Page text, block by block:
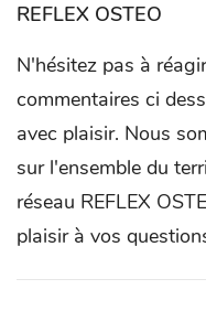
REFLEX OSTEO
N'hésitez pas à
commentaires ci
avec plaisir. Nous
sur l'ensemble du
réseau REFLEX
plaisir à vos